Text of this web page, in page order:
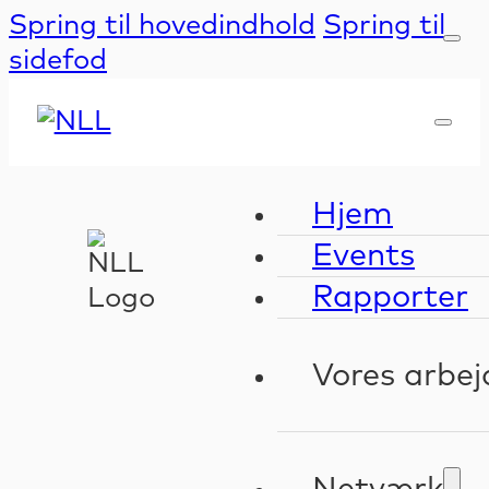
Spring til hovedindhold Spring til
sidefod
Hjem
Events
Rapporter
Vores